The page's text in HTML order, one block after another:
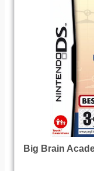
Big Brain